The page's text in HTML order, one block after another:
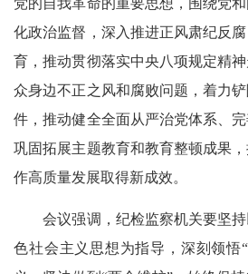
党的自我革命的重要思想，围绕党
化政治监督，深入推进正风肃纪反
育，推动贯彻落实中央八项规定精
众身边不正之风和腐败问题，着力
件，推动健全全面从严治党体系、
巩固拓展主题教育和教育整顿成果
作高质量发展取得新成效。
会议强调，纪检监察机关要坚持
色社会主义思想为指导，深刻领悟